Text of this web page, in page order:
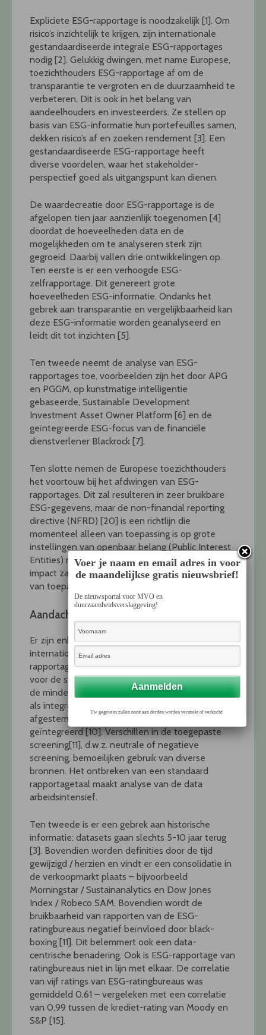
Expliciete ESG-rapportage is noodzakelijk [1]. Om
risico’s inzichtelijk te krijgen, zijn internationale
gestandaardiseerde integrale ESG-rapportages
nodig [2]. Gelukkig dwingen, met name Europese,
toezichthouders ESG-rapportage af om de
transparantie te vergroten en de duurzaamheid te
verbeteren. Dit is ook in het belang van
aandeelhouders en investeerders. Ze stellen op
basis van ESG-informatie hun portefeuilles samen,
dekken risico’s af en zoeken rendement [3]. Een
gestandaardiseerde ESG-rapportage heeft
diverse voordelen, waar het stakeholder-
perspectief goed als uitgangspunt kan dienen.
De waardecreatie door ESG-rapportage is de
afgelopen tien jaar aanzienlijk toegenomen [4]
doordat de hoeveelheden data en de
mogelijkheden om te analyseren sterk zijn
gegroeid. Daarbij vallen drie ontwikkelingen op.
Ten eerste is er een verhoogde ESG-
zelfrapportage. Dit genereert grote
hoeveelheden ESG-informatie. Ondanks het
gebrek aan transparantie en vergelijkbaarheid kan
deze ESG-informatie worden geanalyseerd en
leidt dit tot inzichten [5].
Ten tweede neemt de analyse van ESG-
rapportages toe, voorbeelden zijn het door APG
en PGGM, op kunstmatige intelligentie
gebaseerde, Sustainable Development
Investment Asset Owner Platform [6] en de
geïntegreerde ESG-focus van de financiële
dienstverlener Blackrock [7].
Ten slotte nemen de Europese toezichthouders
het voortouw bij het afdwingen van ESG-
rapportages. Dit zal resulteren in zeer bruikbare
ESG-gegevens, maar de non-financial reporting
directive (NFRD) [20] is een richtlijn die
momenteel alleen van toepassing is op grote
instellingen van openbaar belang (Public Interest
Entities) met meer dan 500 werknemers. De
impact zal uiteraard groter worden als deze ook
van toepassing wordt op kleinere ondernemingen.
Aandachtspunten
Er zijn enkele aandachtspunten voor een
internationale gestandaardiseerde ESG-
rapportage. Allereerst zijn er te veel normen. Ook
voor de standaarden gericht op E, S of G is alleen
de minderheid van de standaarden te kwalificeren
als integrale standaarden [8, 9]. Zelfs op elkaar
afgestemde standaarden zijn niet goed
geïntegreerd [10]. Verschillen in de toegepaste
screening[11], d.w.z. neutrale of negatieve
screening, bemoeilijken gebruik van diverse
bronnen. Het ontbreken van een standaard
rapportagetaal maakt analyse van de data
arbeidsintensief.
Ten tweede is er een gebrek aan historische
informatie: datasets gaan slechts 5-10 jaar terug
[3]. Bovendien worden definities door de tijd
gewijzigd / herzien en vindt er een consolidatie in
de verkoopmarkt plaats – bijvoorbeeld
Morningstar / Sustainanalytics en Dow Jones
Index / Robeco SAM. Bovendien wordt de
bruikbaarheid van rapporten van de ESG-
ratingbureaus negatief beïnvloed door black-
boxing [11]. Dit belemmert ook een data-
centrische benadering. Ook is ESG-rapportage van
ratingbureaus niet in lijn met elkaar. De correlatie
van vijf ratings van ESG-ratingbureaus was
gemiddeld 0,61 – vergeleken met een correlatie
van 0,99 tussen de krediet-rating van Moody en
S&P [15].
Voer je naam en email adres in voor
de maandelijkse gratis nieuwsbrief!
De nieuwsportal voor MVO en
duurzaamheidsverslaggeving!
Uw gegevens zullen nooit aan derden worden verstrekt of verkocht!